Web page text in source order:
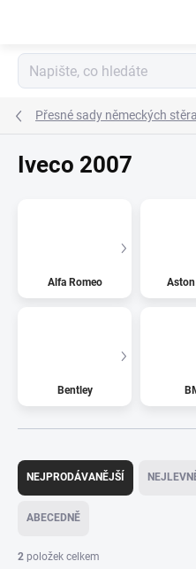
Přesné sady německých
Iveco 2007
Alfa Romeo
Bentley
Ř
z
í
NEJPRODÁVANĚJŠÍ
ABECEDNĚ
2 položek celkem